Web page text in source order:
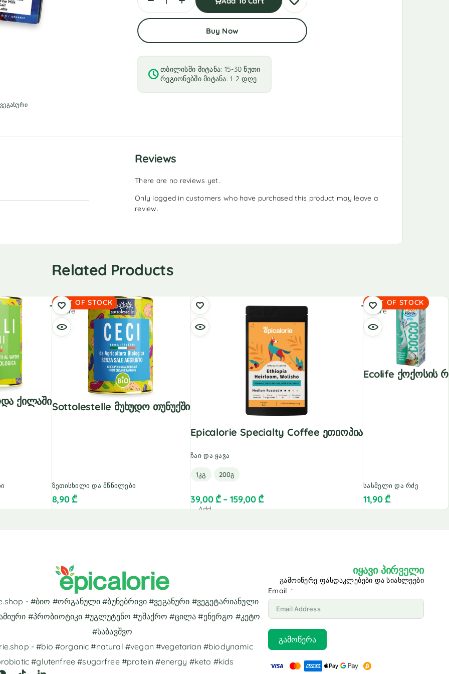
ვეგანური
Buy Now
თბილისში მიტანა: 15-30 წუთი
რეგიონებში მიტანა: 1-2 დღე
Reviews
There are no reviews yet.
Only logged in customers who have purchased this product may leave a
review.
Related Products
Ქილაში
OUT OF STOCK
Sottolestelle Მუხუდო Თუნუქში
ზეთისხილი და მწნილები
8,90 ₾
Read
more
Epicalorie Specialty Coffee Ეთიოპია
ჩაი და ყავა
1კგ 200გ
39,00 ₾ – 159,00 ₾
Add
OUT OF STOCK
Ecolife Ქოქოსის
სასმელი და რძე
11,90 ₾
Read
more
- #ბიო #ორგანული #ბუნებრივი #ვეგანური #ვეგეტარიანული
#პრობიოტიკი #უგლუტენო #უშაქრო #ცილა #ენერგო #კეტო
#საბავშვო
- #bio #organic #natural #vegan #vegetarian #biodynamic
#glutenfree #sugarfree #protein #energy #keto #kids
იყავი პირველი
გამოიწერე ფასდაკლებები და სიახლეები
Email
გამოწერა